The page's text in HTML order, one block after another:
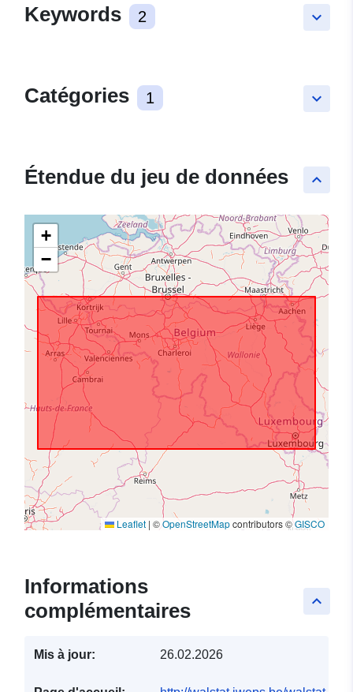
keyboard_arrow_down
Keywords 2
keyboard_arrow_down
Catégories 1
keyboard_arrow_up
Étendue du jeu de données
+
−
Leaflet | ©OpenStreetMapcontributors ©GISCO
keyboard_arrow_up
Informations
complémentaires
Mis à jour: 26.02.2026